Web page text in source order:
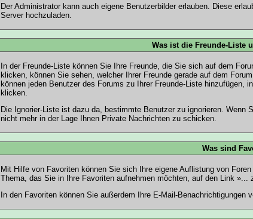
Der Administrator kann auch eigene Benutzerbilder erlauben. Diese
Server hochzuladen.
Was ist die Freunde-Liste
In der Freunde-Liste können Sie Ihre Freunde, die Sie sich auf dem
klicken, können Sie sehen, welcher Ihrer Freunde gerade auf dem
können jeden Benutzer des Forums zu Ihrer Freunde-Liste hinzufügen,
klicken.
Die Ignorier-Liste ist dazu da, bestimmte Benutzer zu ignorieren. Wenn
nicht mehr in der Lage Ihnen Private Nachrichten zu schicken.
Was sind
Mit Hilfe von Favoriten können Sie sich Ihre eigene Auflistung von
Thema, das Sie in Ihre Favoriten aufnehmen möchten, auf den Link »...
In den Favoriten können Sie außerdem Ihre E-Mail-Benachrichtigungen